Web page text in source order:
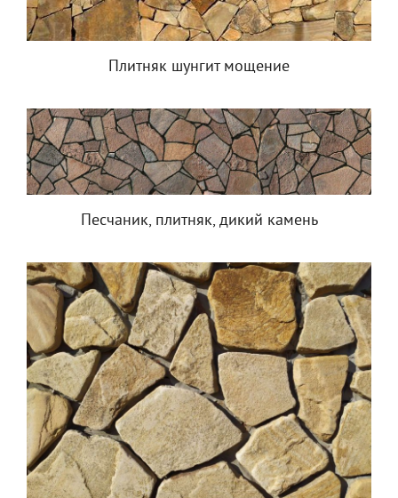
Плитняк шунгит мощение
Песчаник, плитняк, дикий камень